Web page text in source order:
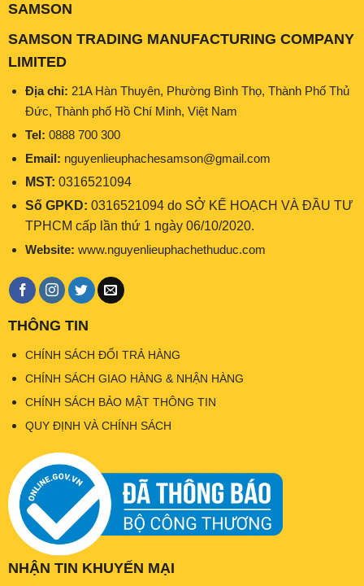
SAMSON
SAMSON TRADING MANUFACTURING COMPANY
LIMITED
Địa chỉ: 21A Hàn Thuyên, Phường Bình Thọ, Thành Phố Thủ
Đức, Thành phố Hồ Chí Minh, Việt Nam
Tel: 0888 700 300
Email: nguyenlieuphachesamson@gmail.com
MST: 0316521094
Số GPKD: 0316521094 do SỞ KẾ HOẠCH VÀ ĐẦU TƯ
TPHCM cấp lần thứ 1 ngày 06/10/2020.
Website: www.nguyenlieuphachethuduc.com
THÔNG TIN
CHÍNH SÁCH ĐỔI TRẢ HÀNG
CHÍNH SÁCH GIAO HÀNG & NHẬN HÀNG
CHÍNH SÁCH BẢO MẬT THÔNG TIN
QUY ĐỊNH VÀ CHÍNH SÁCH
NHẬN TIN KHUYẾN MẠI